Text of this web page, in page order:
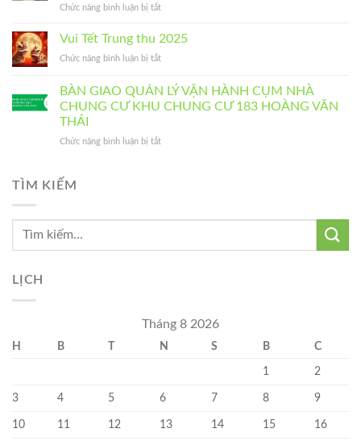
CƯ
KHU
183
HOÀNG
và
tập
án
cháy
chữa
nhà
Chức năng bình luận bị tắtở
TỤC
NHẬN
THÔNG
BÁO
CỦA
Vui Tết Trung thu 2025
Chức năng bình luận bị tắtở
Tết
thu
BÀN GIAO QUẢN LÝ VẬN HÀNH CỤM NHÀ
CHUNG CƯ KHU CHUNG CƯ 183 HOÀNG VĂN
THÁI
Chức năng bình luận bị tắtở
HÀNH
NHÀ
CƯ
183
HOÀNG
TÌM KIẾM
LỊCH
Tháng 8 2026
H B T N S B C
1 2
3 4 5 6 7 8 9
10 11 12 13 14 15 16